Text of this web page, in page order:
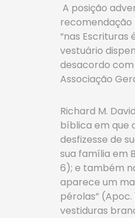
A posição
recomendação
“nas Escrituras
vestuário
desacordo com
Associação
Richard M.
bíblica em que
desfizesse de
sua família em
6); e também
aparece um
pérolas” (Apoc.
vestiduras